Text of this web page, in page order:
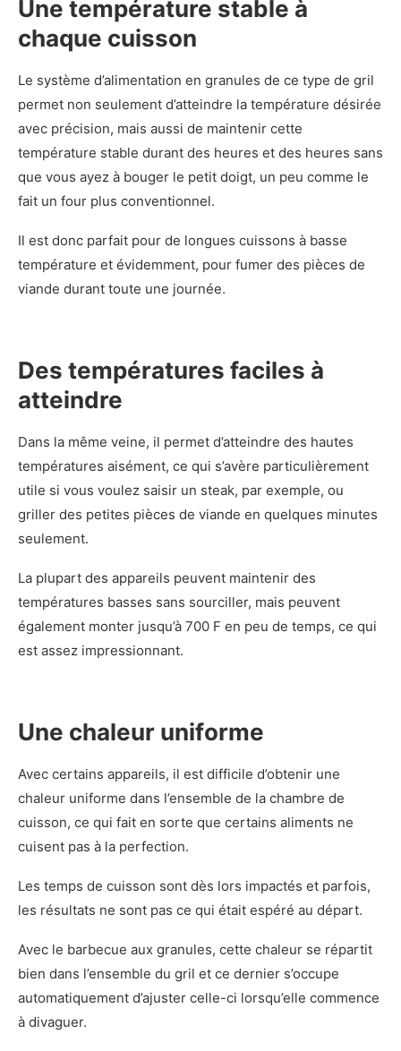
Une température stable à
chaque cuisson
Le système d’alimentation en granules de ce type de gril
permet non seulement d’atteindre la température désirée
avec précision, mais aussi de maintenir cette
température stable durant des heures et des heures sans
que vous ayez à bouger le petit doigt, un peu comme le
fait un four plus conventionnel.
Il est donc parfait pour de longues cuissons à basse
température et évidemment, pour fumer des pièces de
viande durant toute une journée.
Des températures faciles à
atteindre
Dans la même veine, il permet d’atteindre des hautes
températures aisément, ce qui s’avère particulièrement
utile si vous voulez saisir un steak, par exemple, ou
griller des petites pièces de viande en quelques minutes
seulement.
La plupart des appareils peuvent maintenir des
températures basses sans sourciller, mais peuvent
également monter jusqu’à 700 F en peu de temps, ce qui
est assez impressionnant.
Une chaleur uniforme
Avec certains appareils, il est difficile d’obtenir une
chaleur uniforme dans l’ensemble de la chambre de
cuisson, ce qui fait en sorte que certains aliments ne
cuisent pas à la perfection.
Les temps de cuisson sont dès lors impactés et parfois,
les résultats ne sont pas ce qui était espéré au départ.
Avec le barbecue aux granules, cette chaleur se répartit
bien dans l’ensemble du gril et ce dernier s’occupe
automatiquement d’ajuster celle-ci lorsqu’elle commence
à divaguer.